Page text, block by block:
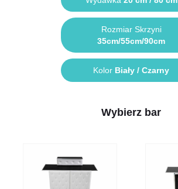
Rozmiar Skrzyni
35cm/55cm/90cm
Kolor Biały / Czarny
Wybierz bar